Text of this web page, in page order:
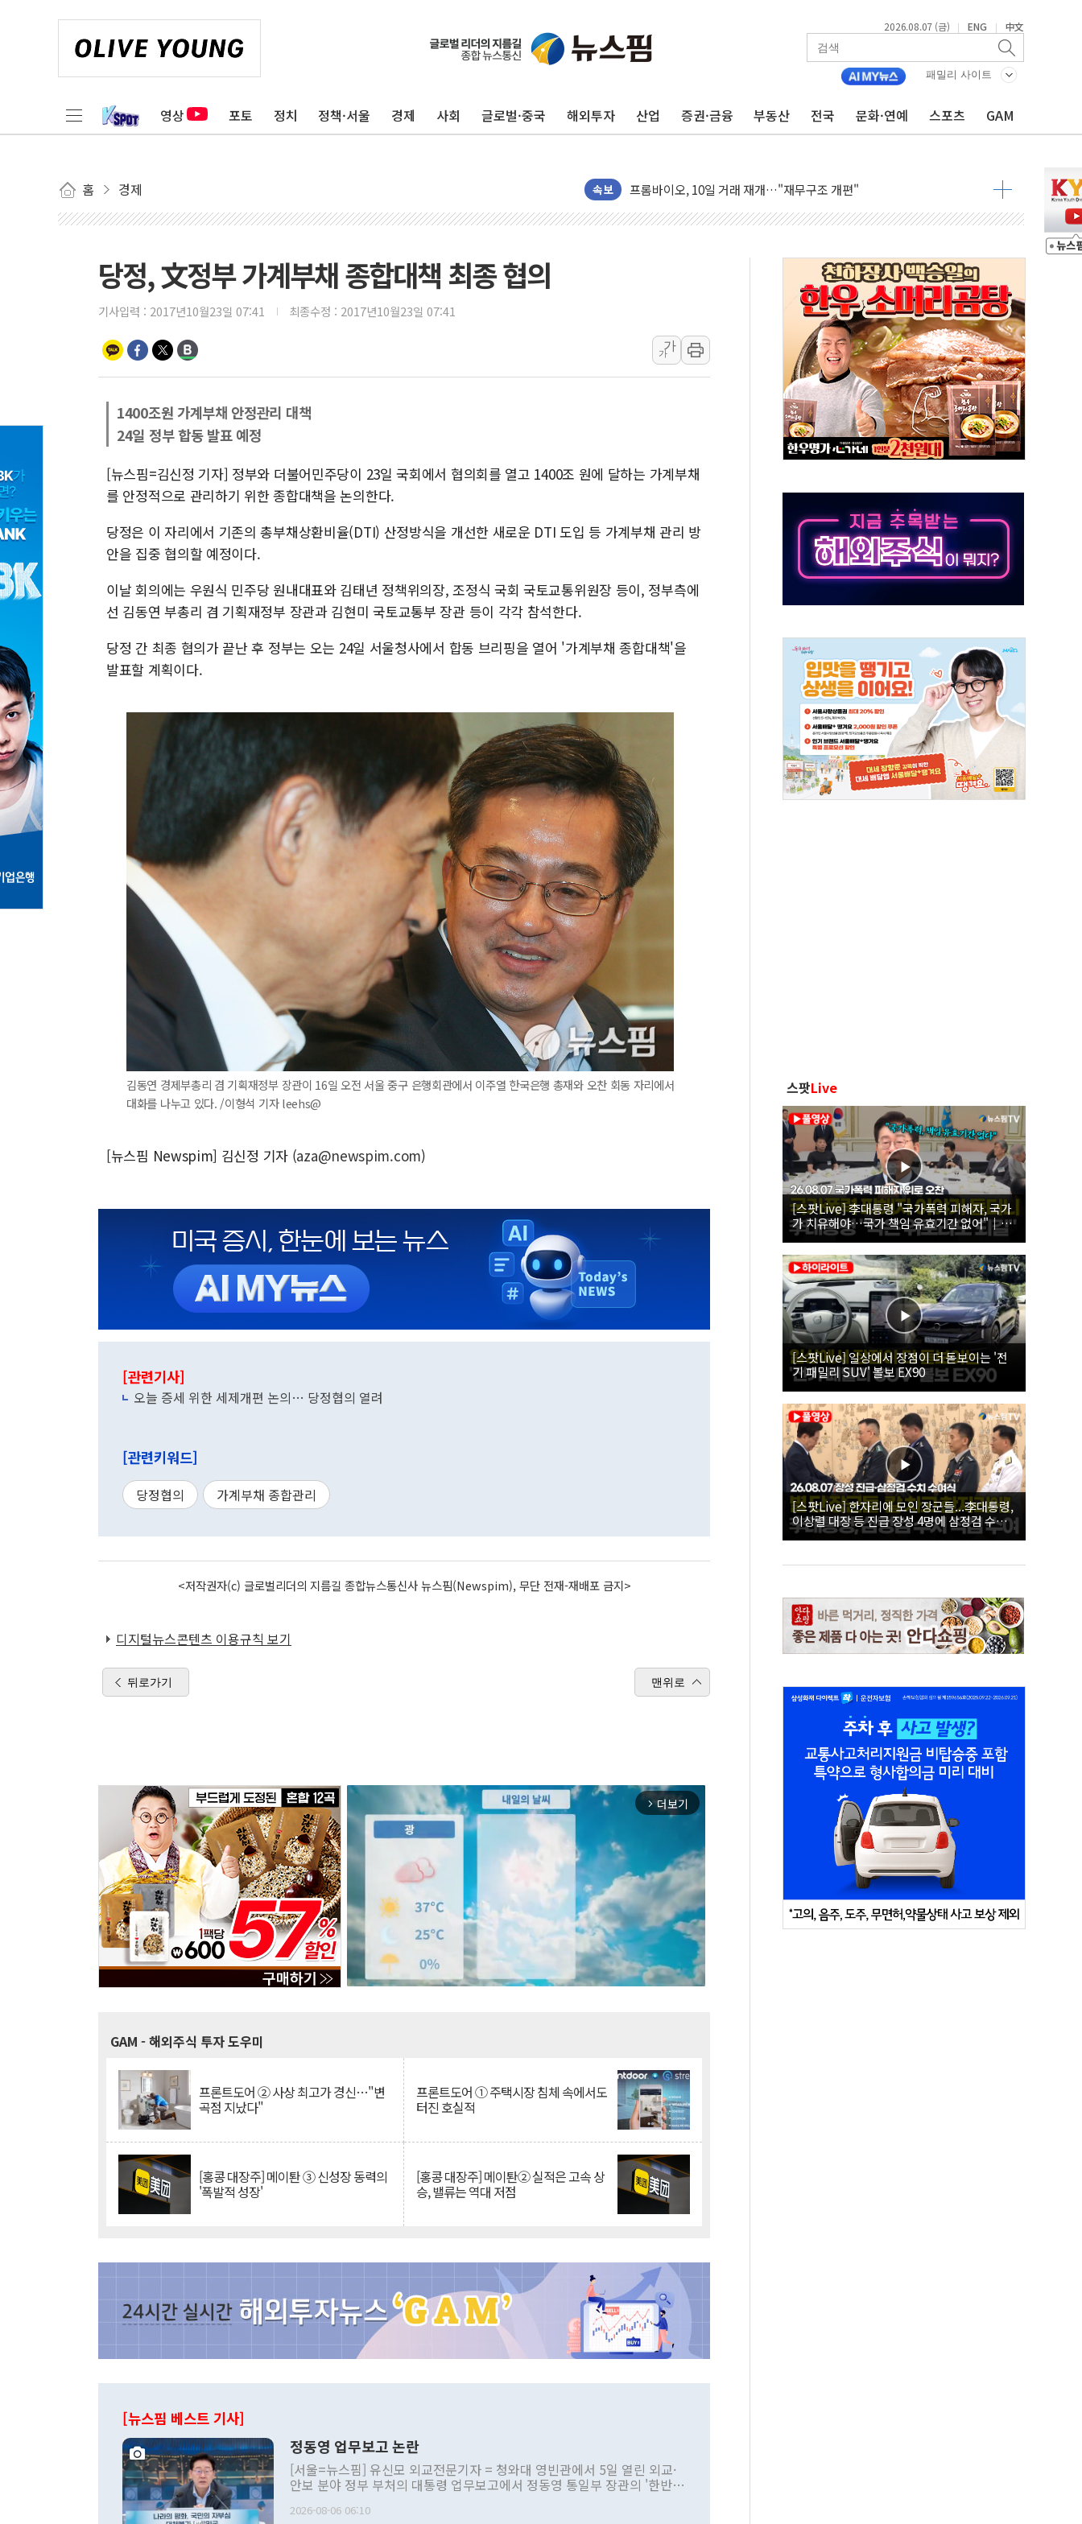
2026.08.07 (금) | ENG | 中文
패밀리 사이트
영상 포토 정치 정책·서울 경제 사회 글로벌·중국 해외투자 산업 증권·금융 부동산 전국 문화·연예 스포츠 GAM
홈 경제 속보
'변기 수리' 집주인에게 흉기 휘두른 30대 세입자…경찰, 현행범 체포
워트, 상반기 영업이익 30억원
NH농협생명, 농작업 중 온열질환 보장…폭염기 신속 보상 강화
아바코, 2분기 매출 120억원
보로노이, 폐암 치료제 'VRN11' 캐나다 IND 신청
푸본현대생명, 육군 3군단과 군 장병 금융교육·전역 지원 협약
교보생명, '교보K-맞춤건강보험' 6개월 배타적사용권 획득
벼랑 끝 선 '동전주' 무더기 상폐 위기…관리종목 우려 지정예고 총 63개
1순위보다 낮은 특별공급 경쟁률… 실수요자 관심
컴투스 '제우스: 오만의 신' 26일 출시, 유저의 캐릭터가 AI로 플레이한다
네이버 클립, 시청 만으로 혜택 얻는 피드코인 이벤트 진행
서울 재건축·재개발 정상화시 5년 내 9만가구 순증...이주 대란도 제한적
KDB생명 본입찰 3파전…한화·흥국·한투 참여
카카오, 2026년 임금협약 타결…연봉 6.3% 인상
현대카드, 박재범·실리카겔 등 8~9월 공연 라인업 공개
[르포] 육군, 2031년까지 3개 보급단 '1등급 스마트 물류센터' 전환
당정, 文정부 가계부채 종합대책 최종 협의
기사입력 : 2017년10월23일 07:41 최종수정 : 2017년10월23일 07:41
가
가
1400조원 가계부채 안정관리 대책
24일 정부 합동 발표 예정
[뉴스핌=김신정 기자] 정부와 더불어민주당이 23일 국회에서 협의회를 열고 1400조 원에 달하는 가계부채
를 안정적으로 관리하기 위한 종합대책을 논의한다.
당정은 이 자리에서 기존의 총부채상환비율(DTI) 산정방식을 개선한 새로운 DTI 도입 등 가계부채 관리 방
안을 집중 협의할 예정이다.
이날 회의에는 우원식 민주당 원내대표와 김태년 정책위의장, 조정식 국회 국토교통위원장 등이, 정부측에
선 김동연 부총리 겸 기획재정부 장관과 김현미 국토교통부 장관 등이 각각 참석한다.
당정 간 최종 협의가 끝난 후 정부는 오는 24일 서울청사에서 합동 브리핑을 열어 '가계부채 종합대책'을
발표할 계획이다.
김동연 경제부총리 겸 기획재정부 장관이 16일 오전 서울 중구 은행회관에서 이주열 한국은행 총재와 오찬 회동 자리에서
대화를 나누고 있다. /이형석 기자 leehs@
[뉴스핌 Newspim] 김신정 기자 (aza@newspim.com)
[관련기사]
오늘 증세 위한 세제개편 논의… 당정협의 열려
[관련키워드]
당정협의 가계부채 종합관리
<저작권자(c) 글로벌리더의 지름길 종합뉴스통신사 뉴스핌(Newspim), 무단 전재-재배포 금지>
디지털뉴스콘텐츠 이용규칙 보기
뒤로가기 맨위로
arrow_forward_ios 더보기
GAM - 해외주식 투자 도우미
프론트도어 ② 사상 최고가 경신…"변
곡점 지났다"
프론트도어 ① 주택시장 침체 속에서도
터진 호실적
[홍콩 대장주] 메이퇀 ③ 신성장 동력의
'폭발적 성장'
[홍콩 대장주] 메이퇀② 실적은 고속 상
승, 밸류는 역대 저점
[뉴스핌 베스트 기사]
정동영 업무보고 논란
[서울=뉴스핌] 유신모 외교전문기자 = 청와대 영빈관에서 5일 열린 외교·
안보 분야 정부 부처의 대통령 업무보고에서 정동영 통일부 장관의 '한반도
발언 중에는 정부 내 조율을 거치지 않은 사안을 정책으로 추진하겠다고 공
2026-08-06 06:10
스팟Live
[스팟Live] 李대통령 "국가폭력 피해자, 국가
가 치유해야…국가 책임 유효기간 없어"｜
26.08.07 국가폭력 피해자 위로 오찬
[스팟Live] 일상에서 장점이 더 돋보이는 '전
기 패밀리 SUV' 볼보 EX90
[스팟Live] 한자리에 모인 장군들...李대통령,
이상렬 대장 등 진급 장성 4명에 삼정검 수치
직접 수여｜26.08.07 장성 진급·삼정검 수치